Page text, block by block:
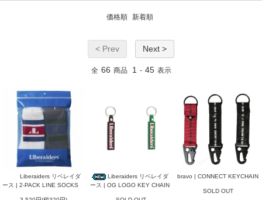
価格順 新着順
< Prev Next >
全 66 商品 1 - 45 表示
Liberaiders リベレイダ
ース | 2-PACK LINE SOCKS
Liberaiders リベレイダ
ース | OG LOGO KEY CHAIN
bravo | CONNECT KEYCHAIN
SOLD OUT